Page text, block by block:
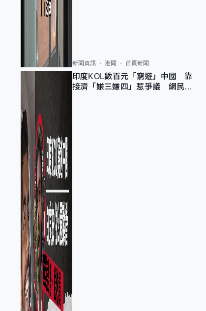
新聞資訊 港聞 首頁新聞
印度KOL數百元「窮遊」中國 靠
接濟「嫌三嫌四」惹爭議 網民：